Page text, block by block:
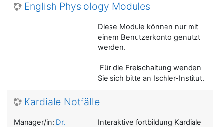
English Physiology Modules
Diese Module können nur mit
einem Benutzerkonto genutzt
werden.
Für die Freischaltung wenden
Sie sich bitte an Ischler-Institut.
Kardiale Notfälle
Interaktive fortbildung Kardiale
Manager/in: Dr.